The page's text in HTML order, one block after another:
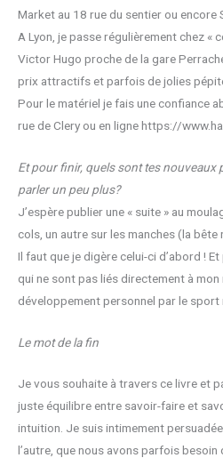
Market au 18 rue du sentier ou encore
A Lyon, je passe régulièrement chez «
Victor Hugo proche de la gare
prix attractifs et parfois de jolies
Pour le matériel je fais une confiance
rue de Clery ou en ligne https://
Et pour finir, quels sont tes nouveaux
parler un peu plus?
J’espère publier une « suite » au
cols, un autre sur les manches (la bête
Il faut que je digère celui-ci d’abord !
qui ne sont pas liés directement à
développement personnel par le sport
Le mot de la fin
Je vous souhaite à travers ce livre et
juste équilibre entre savoir-faire et
intuition. Je suis intimement persuadée
l’autre, que nous avons parfois